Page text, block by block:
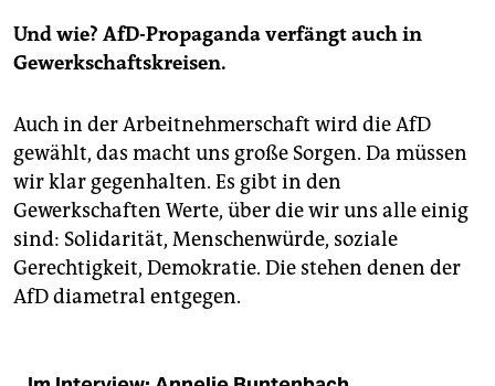
Und wie? AfD-Propaganda verfängt auch in
Gewerkschaftskreisen.
Auch in der Arbeitnehmerschaft wird die AfD
gewählt, das macht uns große Sorgen. Da müssen
wir klar ­gegenhalten. Es gibt in den
Gewerkschaften Werte, über die wir uns alle einig
sind: Solidarität, Menschenwürde, soziale
Gerechtigkeit, Demokratie. Die stehen denen der
AfD diametral entgegen.